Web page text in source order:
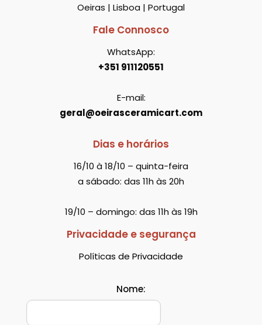
Oeiras | Lisboa | Portugal
Fale Connosco
WhatsApp:
+351 911120551
E-mail:
geral@oeirasceramicart.com
Dias e horários
16/10 à 18/10 – quinta-feira
a sábado: das 11h às 20h
19/10 – domingo: das 11h às 19h
Privacidade e segurança
Políticas de Privacidade
Nome: